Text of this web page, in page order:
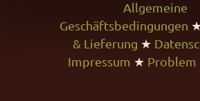
Allgemeine
Geschäftsbedingungen
& Lieferung ★
Impressum ★ Problem